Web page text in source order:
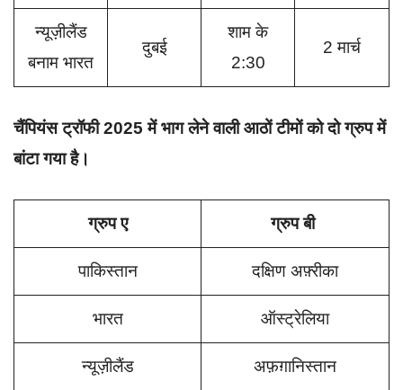
न्यूज़ीलैंड
बनाम भारत
दुबई
शाम के
2:30
2 मार्च
चैंपियंस ट्रॉफी 2025 में भाग लेने वाली आठों टीमों को दो ग्रुप में
बांटा गया है।
ग्रुप ए ग्रुप बी
पाकिस्तान दक्षिण अफ़्रीका
भारत ऑस्ट्रेलिया
न्यूज़ीलैंड अफ़ग़ानिस्तान